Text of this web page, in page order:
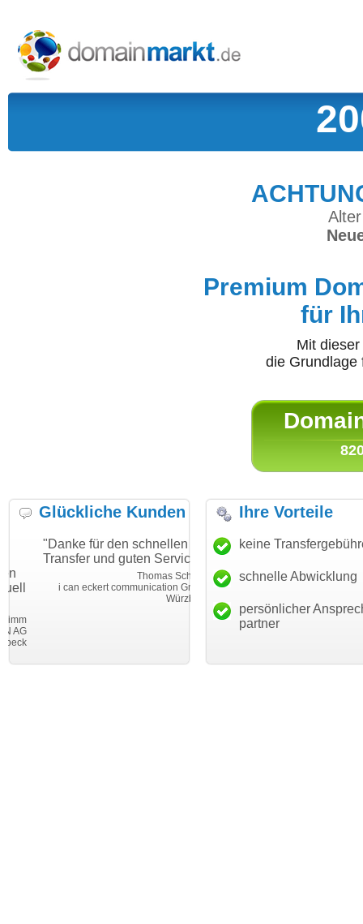
Premium
für
Mit
die
Glückliche Kunden
"Danke für den schnellen
Transfer und guten Service!"
Thomas Schäfer
i can eckert communication GmbH
Würzburg
"Ich bin dankbar, meine
Wunschdomain gefunden zu
haben. Die Domain passt für
mein Business und mich
hundertprozentig."
Ihre Vorteile
keine
schnelle Abwicklung
persönlicher
partner